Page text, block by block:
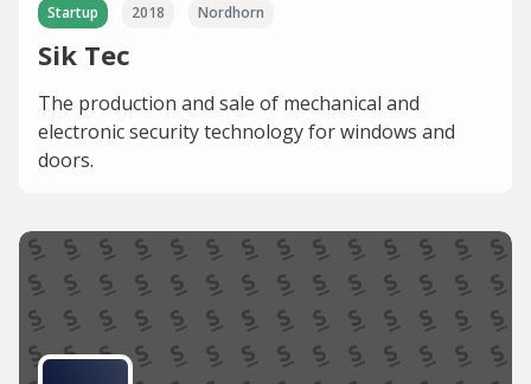
Startup 2018 Nordhorn
Sik Tec
The production and sale of mechanical and
electronic security technology for windows and
doors.